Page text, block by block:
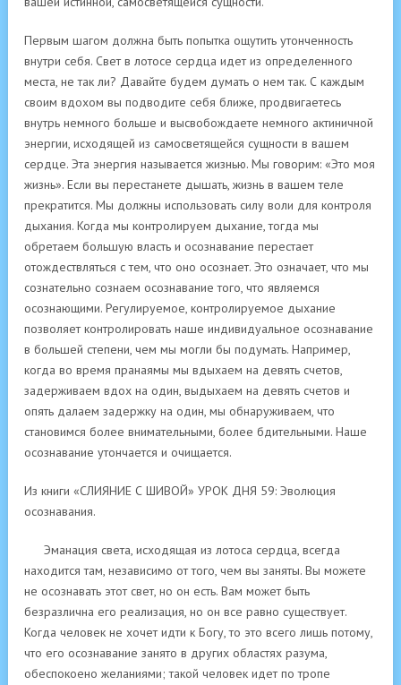
Первым шагом должна быть попытка ощутить утонченность
внутри себя. Свет в лотосе сердца идет из определенного
места, не так ли? Давайте будем думать о нем так. С каждым
своим вдохом вы подводите себя ближе, продвигаетесь
внутрь немного больше и высвобождаете немного актиничной
энергии, исходящей из самосветящейся сущности в вашем
сердце. Эта энергия называется жизнью. Мы говорим: «Это моя
жизнь». Если вы перестанете дышать, жизнь в вашем теле
прекратится. Мы должны использовать силу воли для контроля
дыхания. Когда мы контролируем дыхание, тогда мы
обретаем большую власть и осознавание перестает
отождествляться с тем, что оно осознает. Это означает, что мы
сознательно сознаем осознавание того, что являемся
осознающими. Регулируемое, контролируемое дыхание
позволяет контролировать наше индивидуальное осознавание
в большей степени, чем мы могли бы подумать. Например,
когда во время пранаямы мы вдыхаем на девять счетов,
задерживаем вдох на один, выдыхаем на девять счетов и
опять далаем задержку на один, мы обнаруживаем, что
становимся более внимательными, более бдительными. Наше
осознавание утончается и очищается.
Из книги «СЛИЯНИЕ С ШИВОЙ» УРОК ДНЯ 59: Эволюция
осознавания.
Эманация света, исходящая из лотоса сердца, всегда
находится там, независимо от того, чем вы заняты. Вы можете
не осознавать этот свет, но он есть. Вам может быть
безразлична его реализация, но он все равно существует.
Когда человек не хочет идти к Богу, то это всего лишь потому,
что его осознавание занято в других областях разума,
обеспокоено желаниями; такой человек идет по тропе